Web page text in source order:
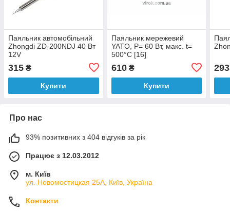
Паяльник автомобільний
Zhongdi ZD-200NDJ 40 Вт
12V
315 ₴
Купити
Паяльник мережевий
YATO, P= 60 Вт, макс. t=
500°C [16]
610₴
Купити
293
Про нас
93% позитивних з 404 відгуків за рік
Працює з 12.03.2012
м. Київ
ул. Новомостицкая 25А, Київ, Україна
Контакти